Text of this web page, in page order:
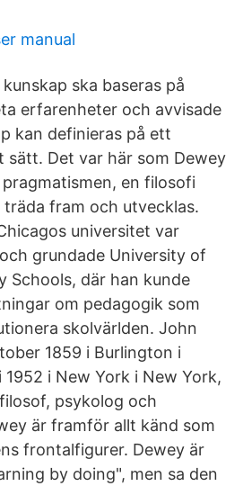
manual
ska baseras på
erfarenheter och avvisade
kan definieras på ett
Det var här som Dewey
en filosofi
fram och utvecklas.
universitet var
grundade University of
Schools, där han kunde
om pedagogik som
skolvärlden. John
1859 i Burlington i
i New York i New York,
psykolog och
är framför allt känd som
frontalfigurer. Dewey är
by doing", men sa den